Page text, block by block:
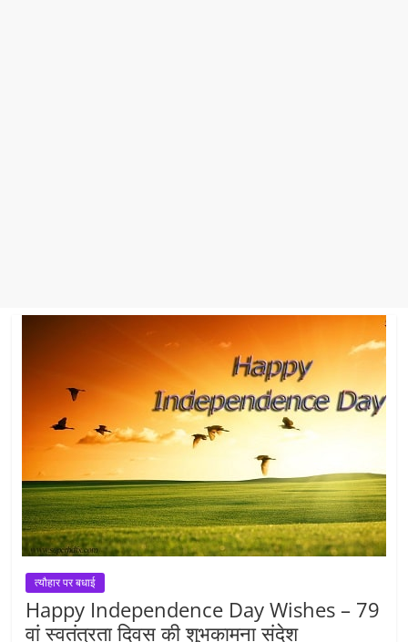
त्यौहार पर बधाई
Happy Independence Day Wishes – 79
वां स्वतंत्रता दिवस की शुभकामना संदेश